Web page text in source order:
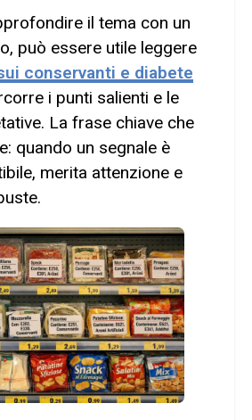
il tema con un
può essere utile leggere
conservanti e diabete
i punti salienti e le
La frase chiave che
quando un segnale è
merita attenzione e